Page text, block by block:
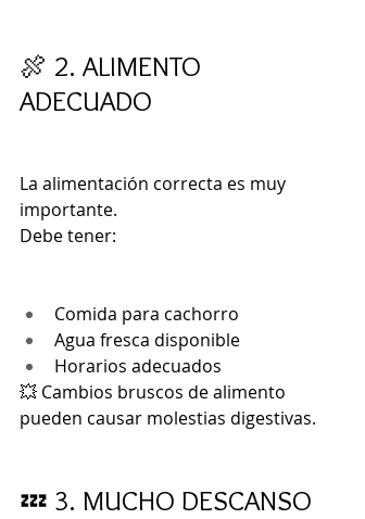
🍖 2. ALIMENTO
ADECUADO
La alimentación correcta es muy
importante.
Debe tener:
Comida para cachorro
Agua fresca disponible
Horarios adecuados
💥 Cambios bruscos de alimento
pueden causar molestias digestivas.
💤 3. MUCHO DESCANSO